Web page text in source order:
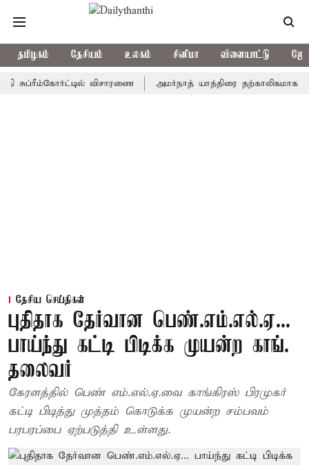
தமிழகம் தேசியம் உலகம் சினிமா விளையாட்டு
விசாரணை அமர்நாத் யாத்திரை தற்காலிகமாக நிறுத்தம்
தேசிய செய்திகள்
புதிதாக தேர்வான பெண்.எம்.எல்.ஏ...
பாய்ந்து கட்டி பிடிக்க முயன்ற காங்.
தலைவர்
கேரளத்தில் பெண் எம்.எல்.ஏ.வை காங்கிரஸ் பிரமுகர்
கட்டி பிடித்து முத்தம் கொடுக்க முயன்ற சம்பவம்
பரபரப்பை ஏற்படுத்தி உள்ளது.